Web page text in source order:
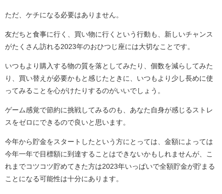
ただ、ケチになる必要はありません。
友だちと食事に行く、買い物に行くという行動も、新しいチャンス
がたくさん訪れる2023年のおひつじ座には大切なことです。
いつもより購入する物の質を落としてみたり、個数を減らしてみた
り、買い替えが必要かもと感じたときに、いつもより少し長めに使
ってみることを心がけたりするのがいいでしょう。
ゲーム感覚で節約に挑戦してみるのも、あなた自身が感じるストレ
スをゼロにできるので良いと思います。
今年から貯金をスタートしたという方にとっては、金額によっては
今年一年で目標額に到達することはできないかもしれませんが、こ
れまでコツコツ貯めてきた方は2023年いっぱいで全額貯金が貯まる
ことになる可能性は十分にあります。